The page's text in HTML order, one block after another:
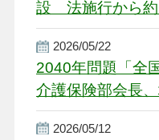
設 法施行から
2026/05/22
2040年問題「全
介護保険部会長
盤整備を促す
2026/05/12